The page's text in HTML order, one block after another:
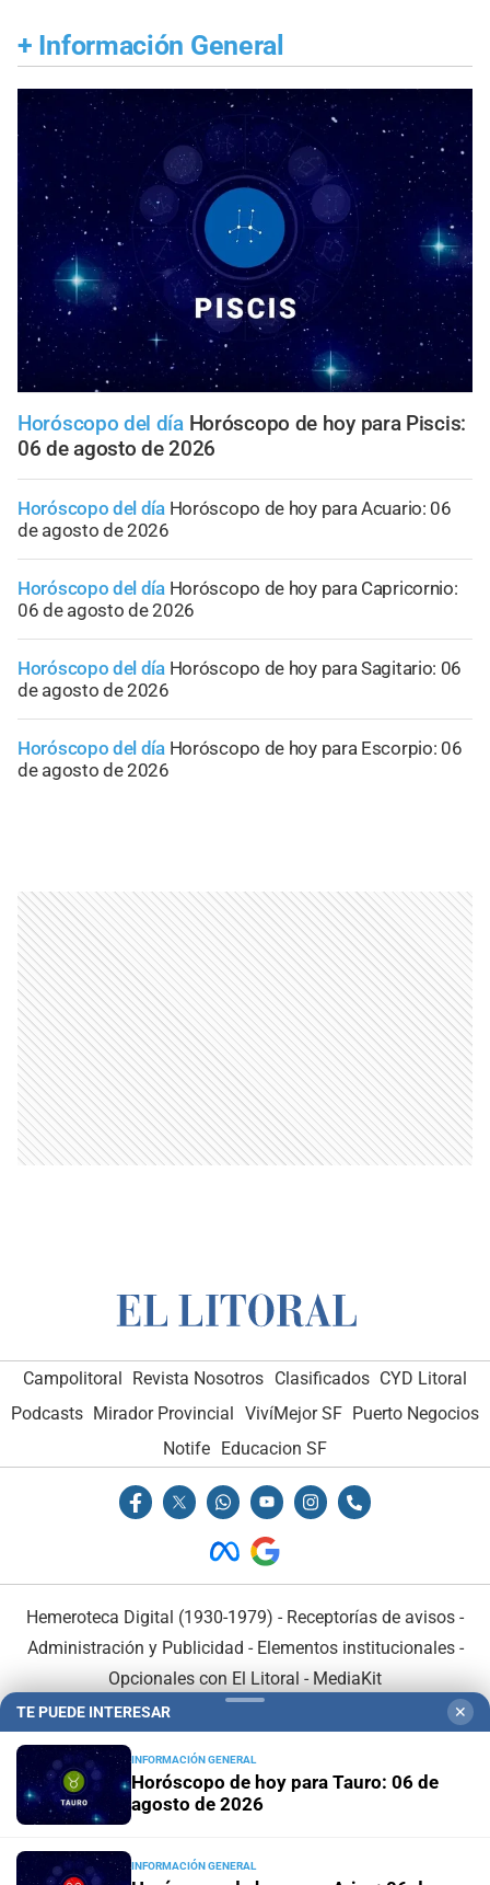
+ Información General
Horóscopo del día Horóscopo de hoy para Piscis:
06 de agosto de 2026
Horóscopo del día Horóscopo de hoy para Acuario: 06
de agosto de 2026
Horóscopo del día Horóscopo de hoy para Capricornio:
06 de agosto de 2026
Horóscopo del día Horóscopo de hoy para Sagitario: 06
de agosto de 2026
Horóscopo del día Horóscopo de hoy para Escorpio: 06
de agosto de 2026
Campolitoral Revista Nosotros Clasificados CYD Litoral
Podcasts Mirador Provincial VivíMejor SF Puerto Negocios
Notife
Educacion SF
Hemeroteca Digital (1930-1979) - Receptorías de avisos -
Administración y Publicidad - Elementos institucionales-
Opcionales con El Litoral - MediaKit
En Asociación con:
TE PUEDE INTERESAR ✕
INFORMACIÓN GENERAL
Horóscopo de hoy para Tauro: 06 de
agosto de 2026
INFORMACIÓN GENERAL